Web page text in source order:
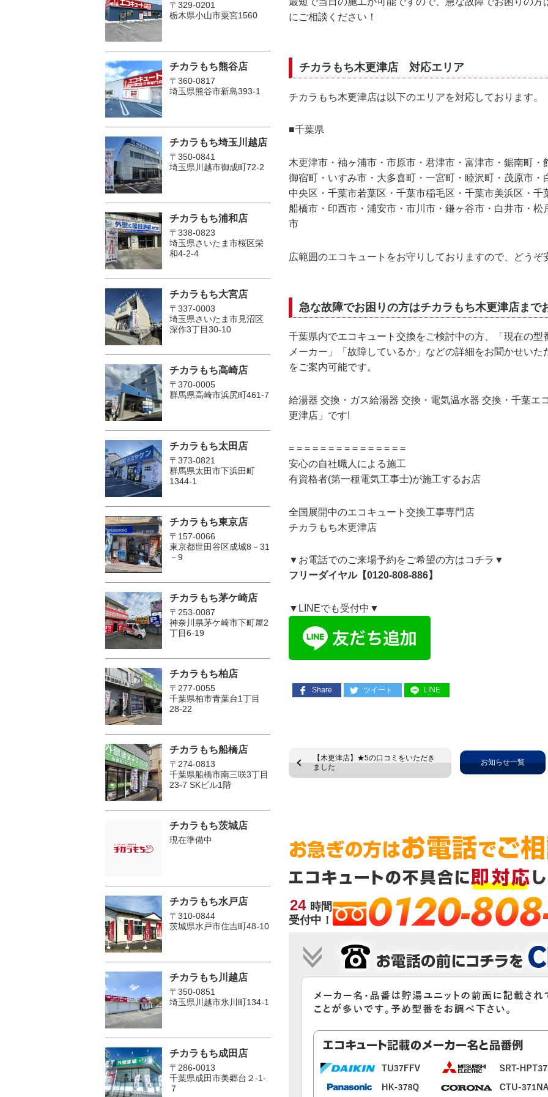
にご相談ください！
チカラもち木更津店 対応エリア
チカラもち木更津店は以下のエリアを対応しております。
■千葉県
木更津市・袖ヶ浦市・市原市・君津市・富津市・鋸南町
御宿町・いすみ市・大多喜町・一宮町・睦沢町・茂原市
中央区・千葉市若葉区・千葉市稲毛区・千葉市美浜区・
船橋市・印西市・浦安市・市川市・鎌ヶ谷市・白井市・
市
広範囲のエコキュートをお守りしておりますので、どう
急な故障でお困りの方はチカラもち木更津店まで
千葉県内でエコキュート交換をご検討中の方、「現在の
メーカー」「故障しているか」などの詳細をお聞かせい
をご案内可能です。
給湯器 交換・ガス給湯器 交換・電気温水器 交換・千葉エ
更津店」です!
= = = = = = = = = = = = = = =
安心の自社職人による施工
有資格者(第一種電気工事士)が施工するお店
全国展開中のエコキュート交換工事専門店
チカラもち木更津店
▼お電話でのご来場予約をご希望の方はコチラ▼
フリーダイヤル【0120-808-886】
▼LINEでも受付中▼
Share ツイート LINE
【木更津店】★5の口コミをいただき
ました
お知らせ一覧
24 時間
受付中！
0120-
〒329-0201
栃木県小山市粟宮1560
チカラもち熊谷店
〒360-0817
埼玉県熊谷市新島393-1
チカラもち埼玉川越店
〒350-0841
埼玉県川越市御成町72-2
チカラもち浦和店
〒338-0823
埼玉県さいたま市桜区栄
和4-2-4
チカラもち大宮店
〒337-0003
埼玉県さいたま市見沼区
深作3丁目30-10
チカラもち高崎店
〒370-0005
群馬県高崎市浜尻町461-7
チカラもち太田店
〒373-0821
群馬県太田市下浜田町
1344-1
チカラもち東京店
〒157-0066
東京都世田谷区成城8－31
－9
チカラもち茅ケ崎店
〒253-0087
神奈川県茅ケ崎市下町屋2
丁目6-19
チカラもち柏店
〒277-0055
千葉県柏市青葉台1丁目
28-22
チカラもち船橋店
〒274-0813
千葉県船橋市南三咲3丁目
23-7 SKビル1階
チカラもち茨城店
現在準備中
チカラもち水戸店
〒310-0844
茨城県水戸市住吉町48-10
チカラもち川越店
〒350-0851
埼玉県川越市氷川町134-1
チカラもち成田店
〒286-0013
千葉県成田市美郷台２‐1‐
７